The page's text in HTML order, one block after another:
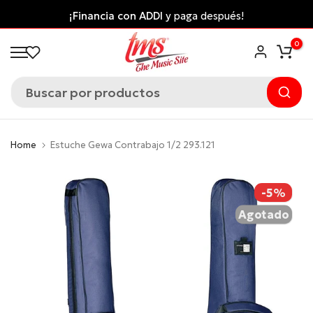
al
contenido
¡Financia con ADDI y paga después!
0
Home Estuche Gewa Contrabajo 1/2 293.121
-5%
Agotado